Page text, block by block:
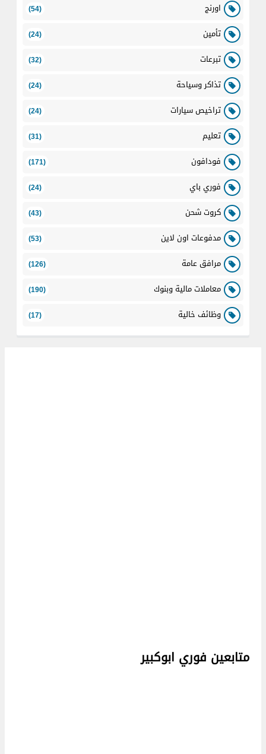
اورنج (54)
تأمين (24)
تبرعات (32)
تذاكر وسياحة (24)
تراخيص سيارات (24)
تعليم (31)
فودافون (171)
فوري باي (24)
كروت شحن (43)
مدفوعات اون لاين (53)
مرافق عامة (126)
معاملات مالية وبنوك (190)
وظائف خالية (17)
متابعين فوري ابوكبير